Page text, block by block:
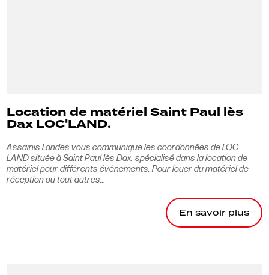
Location de matériel Saint Paul lès
Dax LOC'LAND.
Assainis Landes vous communique les coordonnées de LOC
LAND située à Saint Paul lès Dax, spécialisé dans la location de
matériel pour différents événements. Pour louer du matériel de
réception ou tout autres...
En savoir plus